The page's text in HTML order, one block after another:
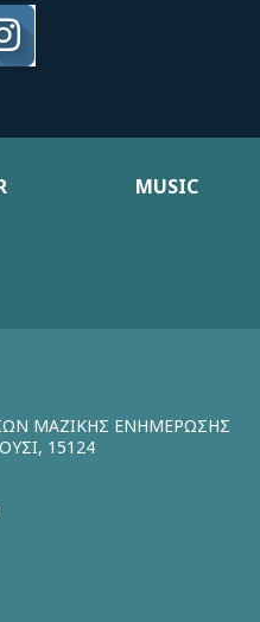
MUSIC
ΜΑΖΙΚΗΣ ΕΝΗΜΕΡΩΣΗΣ
15124